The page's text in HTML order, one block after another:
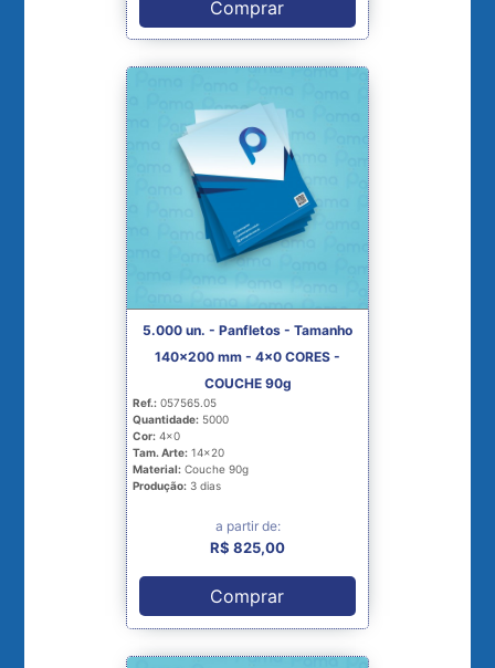
Comprar
5.000 un. - Panfletos - Tamanho
140x200 mm - 4x0 CORES -
COUCHE 90g
Ref.: 057565.05
Quantidade: 5000
Cor: 4x0
Tam. Arte: 14x20
Material: Couche 90g
Produção: 3 dias
a partir de:
R$ 825,00
Comprar